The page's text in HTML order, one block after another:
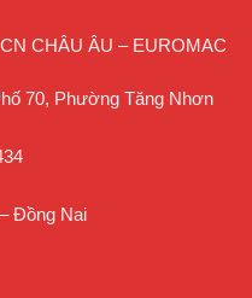
CHÂU ÂU – EUROMAC
70, Phường Tăng Nhơn
Đồng Nai